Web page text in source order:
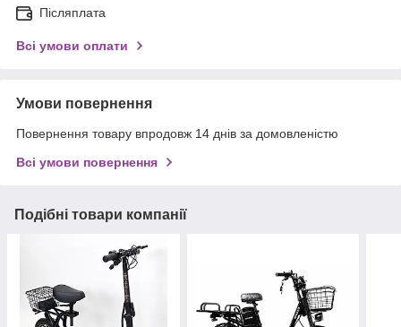
Післяплата
Всі умови оплати
Умови повернення
Повернення товару впродовж 14 днів за домовленістю
Всі умови повернення
Подібні товари компанії